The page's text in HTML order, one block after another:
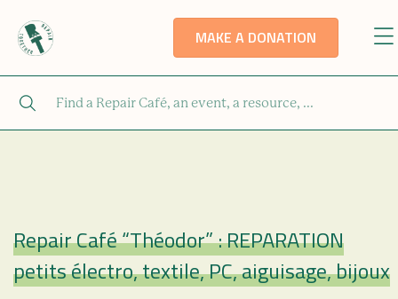
MAKE A DONATION
Repair Café
Repair Café “Théodor” : REPARATION
petits électro, textile, PC, aiguisage, bijoux